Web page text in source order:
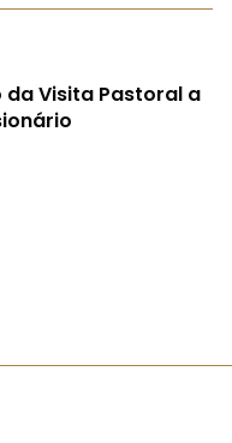
Visita Pastoral a